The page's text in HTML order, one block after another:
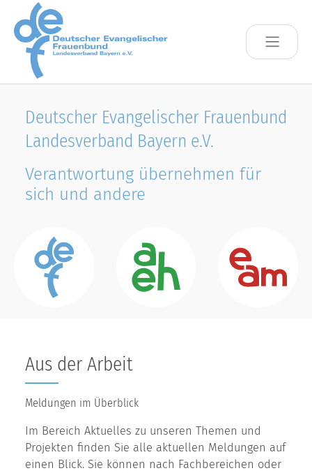
Skip to main content
Deutscher Evangelischer Frauenbund
Landesverband Bayern e.V.
Verantwortung übernehmen für
sich und andere
Aus der Arbeit
Meldungen im Überblick
Im Bereich Aktuelles zu unseren Themen und
Projekten finden Sie alle aktuellen Meldungen auf
einen Blick. Sie können nach Fachbereichen oder